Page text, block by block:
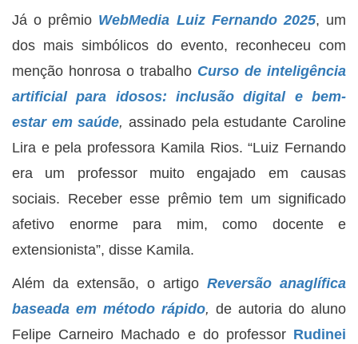
Já o prêmio WebMedia Luiz Fernando 2025, um
dos mais simbólicos do evento, reconheceu com
menção honrosa o trabalho Curso de inteligência
artificial para idosos: inclusão digital e bem-
estar em saúde, assinado pela estudante Caroline
Lira e pela professora Kamila Rios. “Luiz Fernando
era um professor muito engajado em causas
sociais. Receber esse prêmio tem um significado
afetivo enorme para mim, como docente e
extensionista”, disse Kamila.
Além da extensão, o artigo Reversão anaglífica
baseada em método rápido, de autoria do aluno
Felipe Carneiro Machado e do professor Rudinei